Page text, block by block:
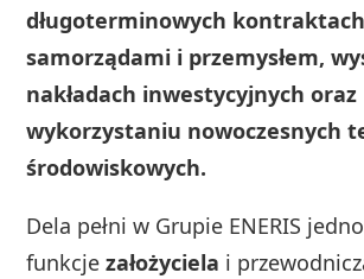
długoterminowych
samorządami i przemysłem,
nakładach inwestycyjnych oraz
wykorzystaniu nowoczesnych
środowiskowych.
Dela pełni w Grupie ENERIS
funkcjezałożyciela i